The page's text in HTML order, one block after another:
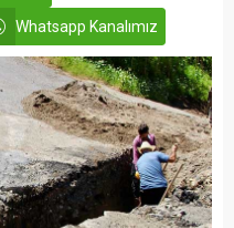
Whatsapp Kanalımız